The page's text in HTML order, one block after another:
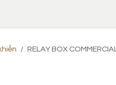
RELAY BOX